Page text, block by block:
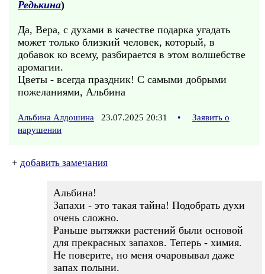
Редькина)
Да, Вера, с духами в качестве подарка угадать
может только близкий человек, который, в
добавок ко всему, разбирается в этом волшебстве
аромагии.
Цветы - всегда праздник! С самыми добрыми
пожеланиями, Альбина
Альбина Алдошина 23.07.2025 20:31 •
Заявить о
нарушении
+ добавить замечания
Альбина!
Запахи - это такая тайна! Подобрать духи
очень сложно.
Раньше вытяжки растений были основой
для прекрасных запахов. Теперь - химия.
Не поверите, но меня очаровывал даже
запах полыни.